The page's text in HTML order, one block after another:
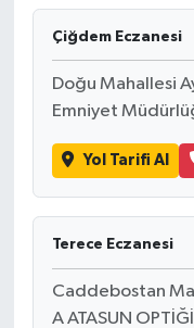
Çiğdem Eczanesi
Doğu Mahallesi
Emniyet
Yol Tarifi Al
Terece Eczanesi
Caddebostan
A ATASUN